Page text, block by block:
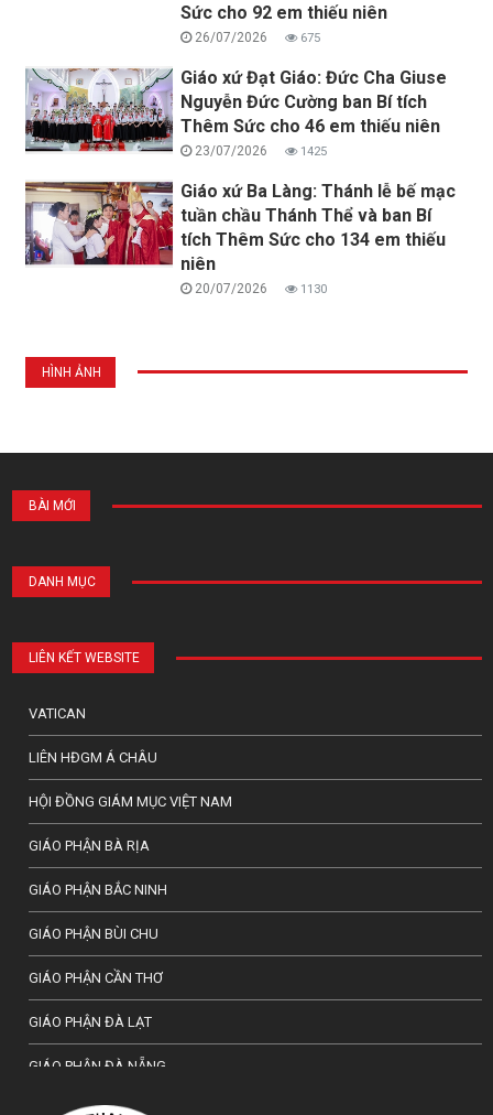
Sức cho 92 em thiếu niên
26/07/2026 675
Giáo xứ Đạt Giáo: Đức Cha Giuse
Nguyễn Đức Cường ban Bí tích
Thêm Sức cho 46 em thiếu niên
23/07/2026 1425
Giáo xứ Ba Làng: Thánh lễ bế mạc
tuần chầu Thánh Thể và ban Bí
tích Thêm Sức cho 134 em thiếu
niên
20/07/2026 1130
HÌNH ẢNH
BÀI MỚI
DANH MỤC
LIÊN KẾT WEBSITE
VATICAN
LIÊN HĐGM Á CHÂU
HỘI ĐỒNG GIÁM MỤC VIỆT NAM
GIÁO PHẬN BÀ RỊA
GIÁO PHẬN BẮC NINH
GIÁO PHẬN BÙI CHU
GIÁO PHẬN CẦN THƠ
GIÁO PHẬN ĐÀ LẠT
GIÁO PHẬN ĐÀ NẴNG
TỔNG GIÁO PHẬN HÀ NỘI